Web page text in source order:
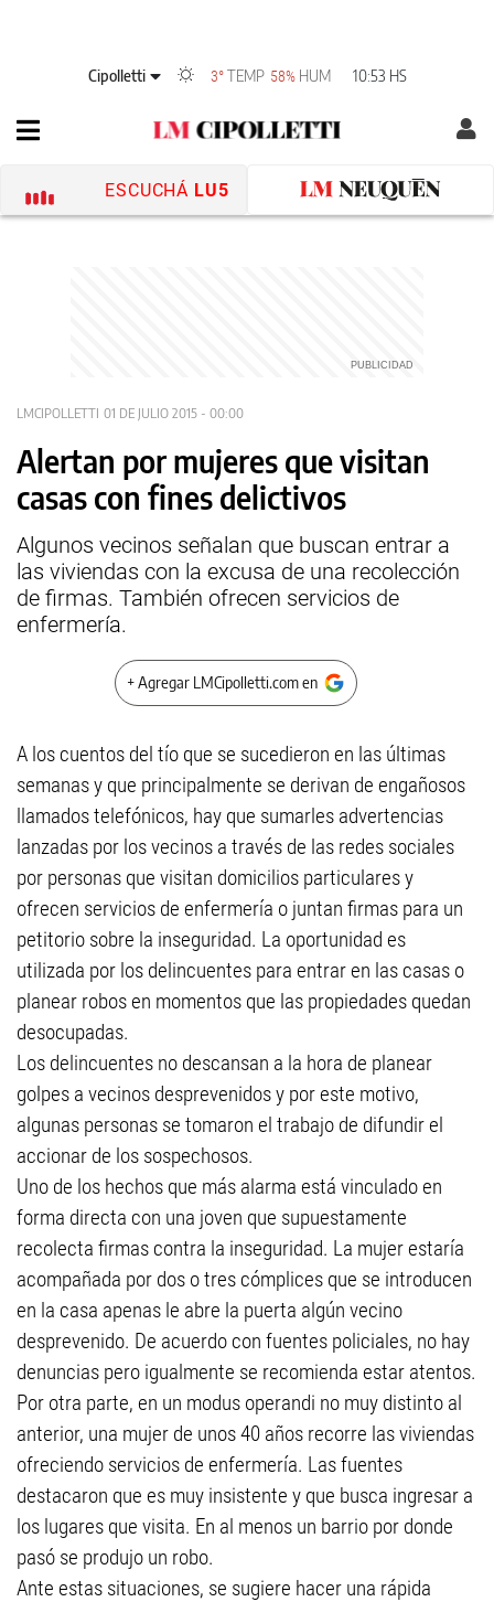
Cipolletti 3° TEMP 58% HUM 10:53 HS
ESCUCHÁ LU5
LMCIPOLLETTI 01 DE JULIO 2015 - 00:00
Alertan por mujeres que visitan
casas con fines delictivos
Algunos vecinos señalan que buscan entrar a
las viviendas con la excusa de una recolección
de firmas. También ofrecen servicios de
enfermería.
+ Agregar LMCipolletti.com en
A los cuentos del tío que se sucedieron en las últimas
semanas y que principalmente se derivan de engañosos
llamados telefónicos, hay que sumarles advertencias
lanzadas por los vecinos a través de las redes sociales
por personas que visitan domicilios particulares y
ofrecen servicios de enfermería o juntan firmas para un
petitorio sobre la inseguridad. La oportunidad es
utilizada por los delincuentes para entrar en las casas o
planear robos en momentos que las propiedades quedan
desocupadas.
Los delincuentes no descansan a la hora de planear
golpes a vecinos desprevenidos y por este motivo,
algunas personas se tomaron el trabajo de difundir el
accionar de los sospechosos.
Uno de los hechos que más alarma está vinculado en
forma directa con una joven que supuestamente
recolecta firmas contra la inseguridad. La mujer estaría
acompañada por dos o tres cómplices que se introducen
en la casa apenas le abre la puerta algún vecino
desprevenido. De acuerdo con fuentes policiales, no hay
denuncias pero igualmente se recomienda estar atentos.
Por otra parte, en un modus operandi no muy distinto al
anterior, una mujer de unos 40 años recorre las viviendas
ofreciendo servicios de enfermería. Las fuentes
destacaron que es muy insistente y que busca ingresar a
los lugares que visita. En al menos un barrio por donde
pasó se produjo un robo.
Ante estas situaciones, se sugiere hacer una rápida